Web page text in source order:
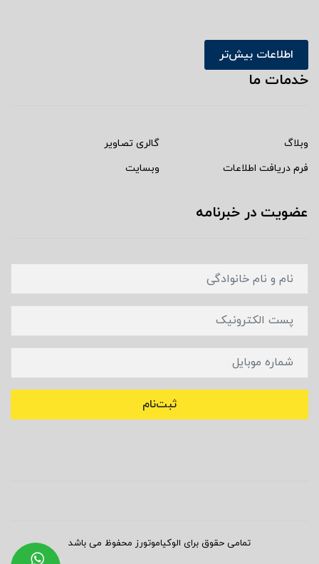
اطلاعات بیش‌تر
خدمات ما
وبلاگ
گالری تصاویر
فرم دریافت اطلاعات
وبسایت
عضویت در خبرنامه
ثبت‌نام
تمامی حقوق برای الوکیاموتورز محفوظ می باشد